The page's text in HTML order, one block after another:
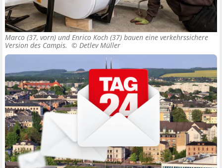
Marco (37, vorn) und Enrico Koch (37) bauen eine verkehrssichere
Version des Campis. © Detlev Müller